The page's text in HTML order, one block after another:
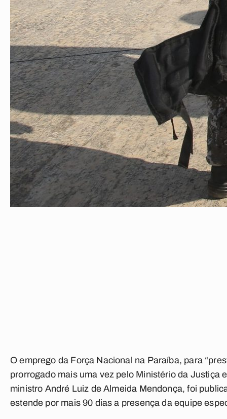
O emprego da Força Nacional na Paraíba, para
prorrogado mais uma vez pelo Ministério da Justiça
ministro André Luiz de Almeida Mendonça, foi
estende por mais 90 dias a presença da equipe